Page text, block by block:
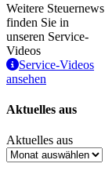
Weitere Steuernews
finden Sie in
unseren Service-
Videos
Service-Videos
ansehen
Aktuelles aus
Aktuelles aus